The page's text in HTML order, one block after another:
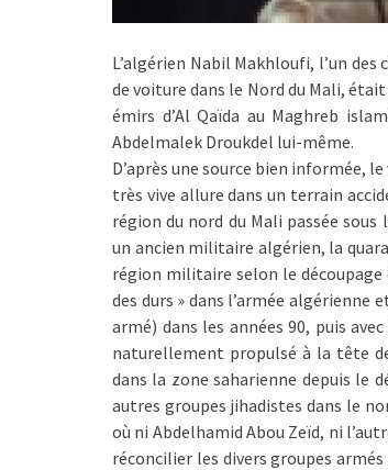
L’algérien Nabil Makhloufi, l’un
de voiture dans le Nord du Mali,
émirs d’Al Qaïda au Maghreb
Abdelmalek Droukdel lui-même.
D’après une source bien informée,
très vive allure dans un terrain
région du nord du Mali passée
un ancien militaire algérien, la
région militaire selon le découpage
des durs » dans l’armée algérienne
armé) dans les années 90, puis
naturellement propulsé à la tête
dans la zone saharienne depuis le
autres groupes jihadistes dans le
où ni Abdelhamid Abou Zeïd, ni
réconcilier les divers groupes